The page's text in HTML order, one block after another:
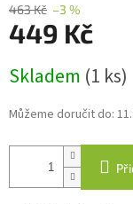
463 Kč –3 %
449 Kč
cena:
Skladem (1 ks)
Můžeme doručit do: